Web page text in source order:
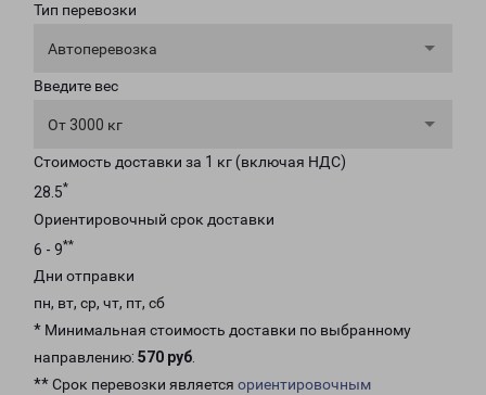
Тип перевозки
Автоперевозка
Введите вес
От 3000 кг
Стоимость доставки за 1 кг (включая НДС)
28.5*
Ориентировочный срок доставки
6 - 9**
Дни отправки
пн, вт, ср, чт, пт, сб
* Минимальная стоимость доставки по выбранному
направлению: 570 руб.
** Срок перевозки является ориентировочным